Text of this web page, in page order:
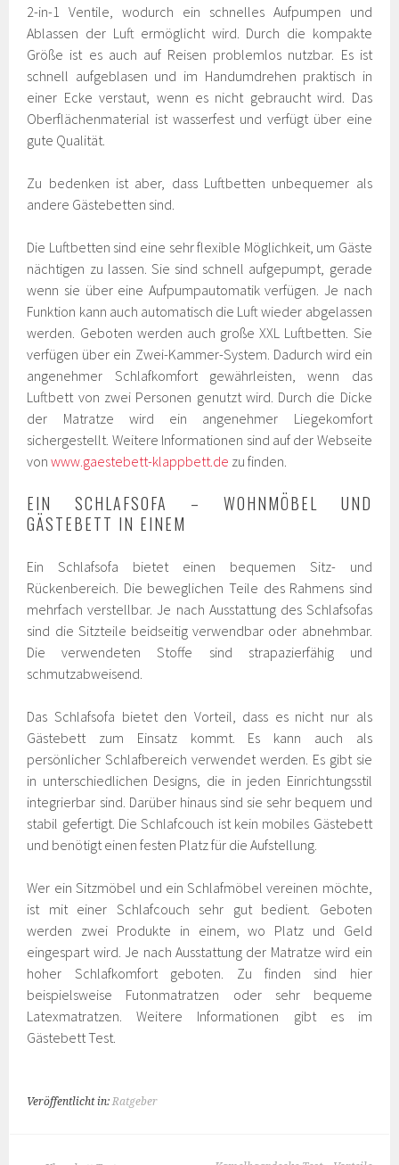
2-in-1 Ventile, wodurch ein schnelles Aufpumpen und
Ablassen der Luft ermöglicht wird. Durch die kompakte
Größe ist es auch auf Reisen problemlos nutzbar. Es ist
schnell aufgeblasen und im Handumdrehen praktisch in
einer Ecke verstaut, wenn es nicht gebraucht wird. Das
Oberflächenmaterial ist wasserfest und verfügt über eine
gute Qualität.
Zu bedenken ist aber, dass Luftbetten unbequemer als
andere Gästebetten sind.
Die Luftbetten sind eine sehr flexible Möglichkeit, um Gäste
nächtigen zu lassen. Sie sind schnell aufgepumpt, gerade
wenn sie über eine Aufpumpautomatik verfügen. Je nach
Funktion kann auch automatisch die Luft wieder abgelassen
werden. Geboten werden auch große XXL Luftbetten. Sie
verfügen über ein Zwei-Kammer-System. Dadurch wird ein
angenehmer Schlafkomfort gewährleisten, wenn das
Luftbett von zwei Personen genutzt wird. Durch die Dicke
der Matratze wird ein angenehmer Liegekomfort
sichergestellt. Weitere Informationen sind auf der Webseite
vonwww.gaestebett-klappbett.de zu finden.
EIN SCHLAFSOFA – WOHNMÖBEL UND
GÄSTEBETT IN EINEM
Ein Schlafsofa bietet einen bequemen Sitz- und
Rückenbereich. Die beweglichen Teile des Rahmens sind
mehrfach verstellbar. Je nach Ausstattung des Schlafsofas
sind die Sitzteile beidseitig verwendbar oder abnehmbar.
Die verwendeten Stoffe sind strapazierfähig und
schmutzabweisend.
Das Schlafsofa bietet den Vorteil, dass es nicht nur als
Gästebett zum Einsatz kommt. Es kann auch als
persönlicher Schlafbereich verwendet werden. Es gibt sie
in unterschiedlichen Designs, die in jeden Einrichtungsstil
integrierbar sind. Darüber hinaus sind sie sehr bequem und
stabil gefertigt. Die Schlafcouch ist kein mobiles Gästebett
und benötigt einen festen Platz für die Aufstellung.
Wer ein Sitzmöbel und ein Schlafmöbel vereinen möchte,
ist mit einer Schlafcouch sehr gut bedient. Geboten
werden zwei Produkte in einem, wo Platz und Geld
eingespart wird. Je nach Ausstattung der Matratze wird ein
hoher Schlafkomfort geboten. Zu finden sind hier
beispielsweise Futonmatratzen oder sehr bequeme
Latexmatratzen. Weitere Informationen gibt es im
Gästebett Test.
Veröffentlicht in:Ratgeber